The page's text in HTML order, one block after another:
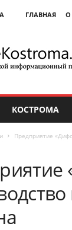
ГЛАВНАЯ О
КОСТРОМА
Предприятие